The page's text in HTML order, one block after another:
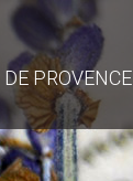
PROVENCE